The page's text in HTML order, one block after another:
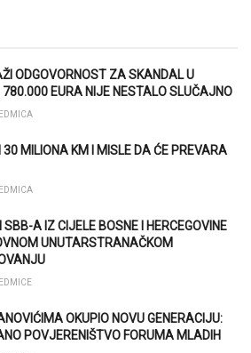
ODGOVORNOST ZA SKANDAL U
780.000 EURA NIJE NESTALO SLUČAJNO
30 MILIONA KM I MISLE DA ĆE PREVARA
SBB-A IZ CIJELE BOSNE I HERCEGOVINE
UNUTARSTRANAČKOM
OKUPIO NOVU GENERACIJU:
POVJERENIŠTVO FORUMA MLADIH